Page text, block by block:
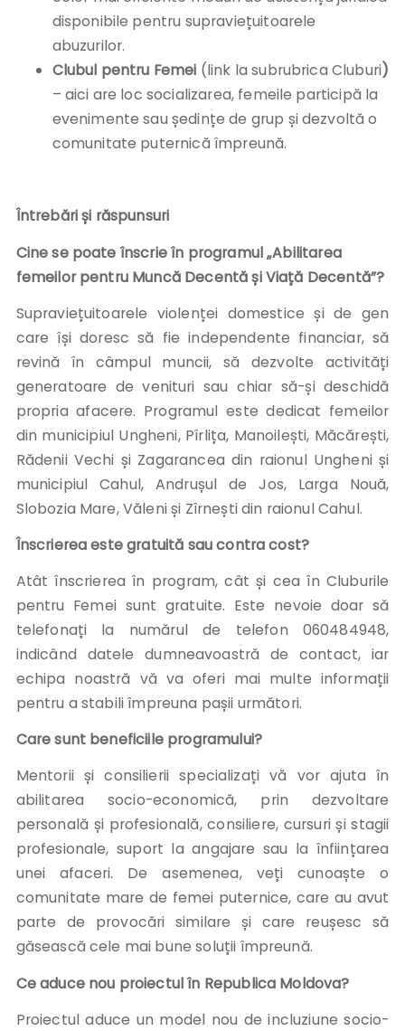
disponibile pentru supraviețuitoarele
abuzurilor.
Clubul pentru Femei (link la subrubrica Cluburi)
– aici are loc socializarea, femeile participă la
evenimente sau ședințe de grup și dezvoltă o
comunitate puternică împreună.
Întrebări și răspunsuri
Cine se poate înscrie în programul „Abilitarea
femeilor pentru Muncă Decentă și Viață Decentă”?
Supraviețuitoarele violenței domestice și de gen
care își doresc să fie independente financiar, să
revină în câmpul muncii, să dezvolte activități
generatoare de venituri sau chiar să-și deschidă
propria afacere. Programul este dedicat femeilor
din municipiul Ungheni, Pîrlița, Manoilești, Măcărești,
Rădenii Vechi și Zagarancea din raionul Ungheni și
municipiul Cahul, Andrușul de Jos, Larga Nouă,
Slobozia Mare, Văleni și Zîrnești din raionul Cahul.
Înscrierea este gratuită sau contra cost?
Atât înscrierea în program, cât și cea în Cluburile
pentru Femei sunt gratuite. Este nevoie doar să
telefonați la numărul de telefon 060484948,
indicând datele dumneavoastră de contact, iar
echipa noastră vă va oferi mai multe informații
pentru a stabili împreuna pașii următori.
Care sunt beneficiile programului?
Mentorii și consilierii specializați vă vor ajuta în
abilitarea socio-economică, prin dezvoltare
personală și profesională, consiliere, cursuri și stagii
profesionale, suport la angajare sau la înființarea
unei afaceri. De asemenea, veți cunoaște o
comunitate mare de femei puternice, care au avut
parte de provocări similare și care reușesc să
găsească cele mai bune soluții împreună.
Ce aduce nou proiectul în Republica Moldova?
Proiectul aduce un model nou de incluziune socio-